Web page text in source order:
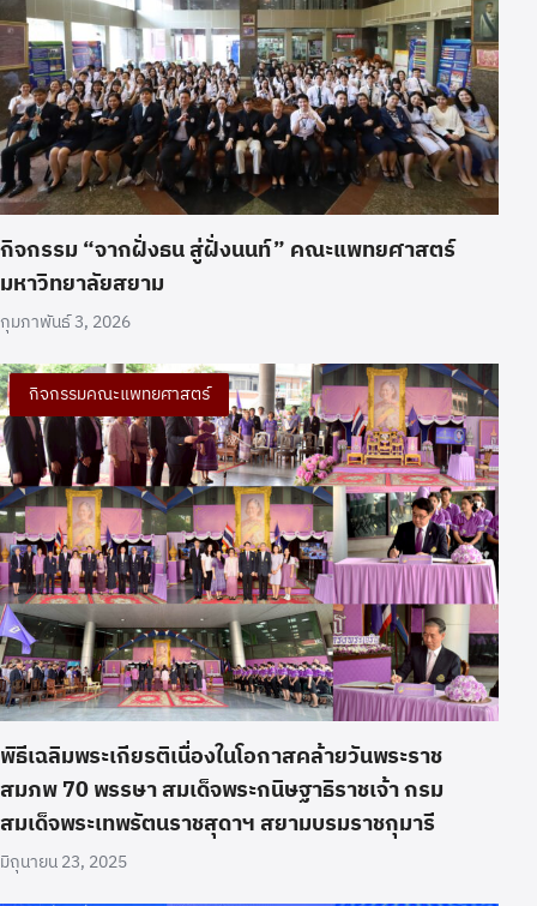
กิจกรรม “จากฝั่งธน สู่ฝั่งนนท์” คณะแพทยศาสตร์
มหาวิทยาลัยสยาม
กุมภาพันธ์ 3, 2026
กิจกรรมคณะแพทยศาสตร์
พิธีเฉลิมพระเกียรติเนื่องในโอกาสคล้ายวันพระราช
สมภพ 70 พรรษา สมเด็จพระกนิษฐาธิราชเจ้า กรม
สมเด็จพระเทพรัตนราชสุดาฯ สยามบรมราชกุมารี
มิถุนายน 23, 2025